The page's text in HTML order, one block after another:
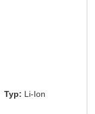
Typ: Li-Ion